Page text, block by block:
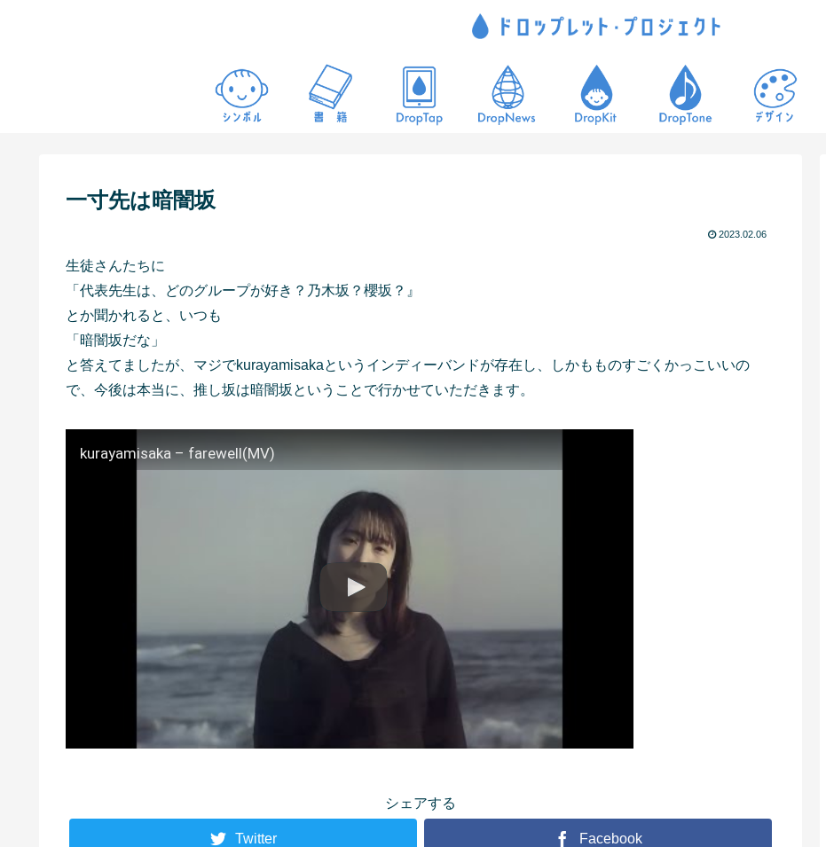
一寸先は暗闇坂
2023.02.06
生徒さんたちに
「代表先生は、どのグループが好き？乃木坂？櫻坂？』
とか聞かれると、いつも
「暗闇坂だな」
と答えてましたが、マジでkurayamisakaというインディーバンドが存在し、しかもものすごくかっこいいの
で、今後は本当に、推し坂は暗闇坂ということで行かせていただきます。
kurayamisaka – farewell(MV)
シェアする
Twitter Facebook